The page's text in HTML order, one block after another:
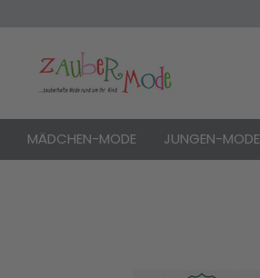
MÄDCHEN-MODE JUNGEN-MODE